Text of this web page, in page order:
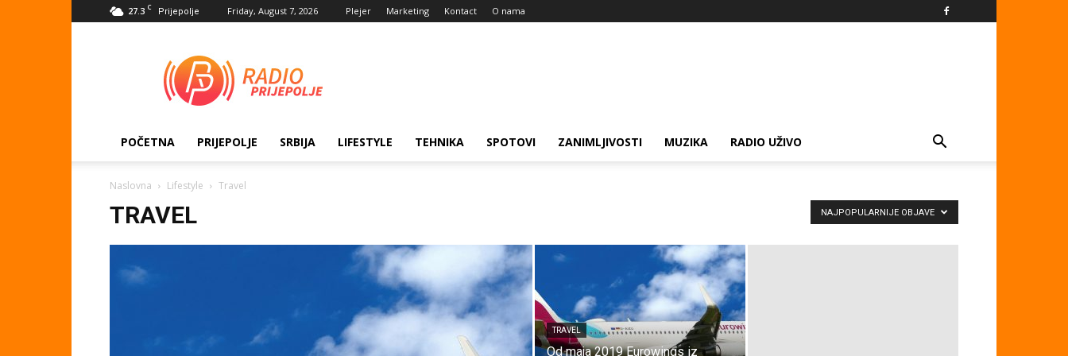
27.3 C Prijepolje Friday, August 7, 2026 Plejer Marketing Kontact O nama
Prijepolje
POČETNA PRIJEPOLJE SRBIJA LIFESTYLE TEHNIKA SPOTOVI ZANIMLJIVOSTI MUZIKA RADIO UŽIVO
Naslovna Lifestyle Travel
TRAVEL NAJPOPULARNIJE OBJAVE
TRAVEL
Od maja 2019 Eurowings iz